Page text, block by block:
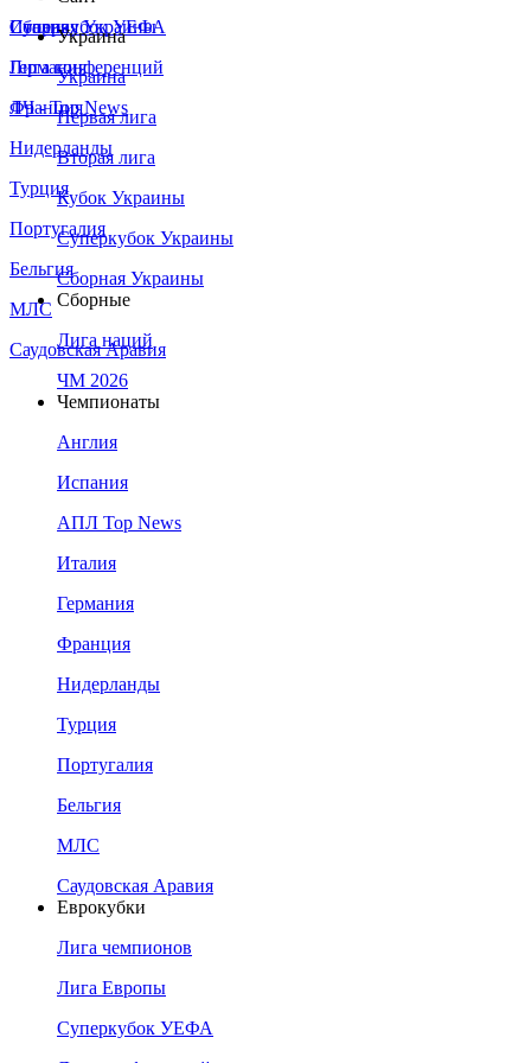
Сборная Украины
Италия
Германия
Франция
Нидерланды
Турция
Португалия
Бельгия
МЛС
Саудовская Аравия
Суперкубок УЕФА
Лига конференций
ЛЧ - Top News
Украина
Украина
Первая лига
Вторая лига
Кубок Украины
Суперкубок Украины
Сборная Украины
Сборные
Лига наций
ЧМ 2026
Чемпионаты
Англия
Испания
АПЛ Top News
Италия
Германия
Франция
Нидерланды
Турция
Португалия
Бельгия
МЛС
Саудовская Аравия
Еврокубки
Лига чемпионов
Лига Европы
Суперкубок УЕФА